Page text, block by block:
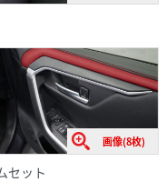
画像(8枚)
セット